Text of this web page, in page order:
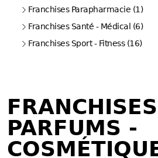
Franchises Parapharmacie (1)
Franchises Santé - Médical (6)
Franchises Sport - Fitness (16)
FRANCHISES
PARFUMS -